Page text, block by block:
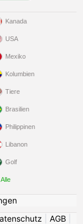
Kanada
USA
Mexiko
Kolumbien
Tiere
Brasilien
Philippinen
Libanon
Golf
Alle
AGB